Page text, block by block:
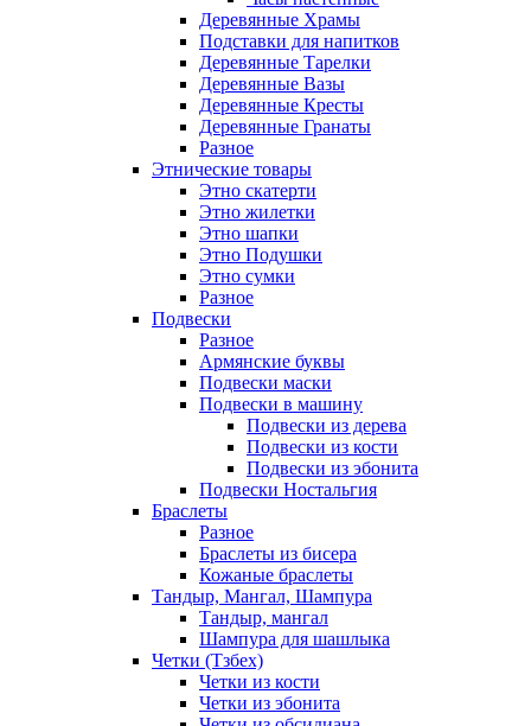
Деревянные Храмы
Подставки для напитков
Деревянные Тарелки
Деревянные Вазы
Деревянные Кресты
Деревянные Гранаты
Разное
Этнические товары
Этно скатерти
Этно жилетки
Этно шапки
Этно Подушки
Этно сумки
Разное
Подвески
Разное
Армянские буквы
Подвески маски
Подвески в машину
Подвески из дерева
Подвески из кости
Подвески из эбонита
Подвески Ностальгия
Браслеты
Разное
Браслеты из бисера
Кожаные браслеты
Тандыр, Мангал, Шампура
Тандыр, мангал
Шампура для шашлыка
Четки (Тзбех)
Четки из кости
Четки из эбонита